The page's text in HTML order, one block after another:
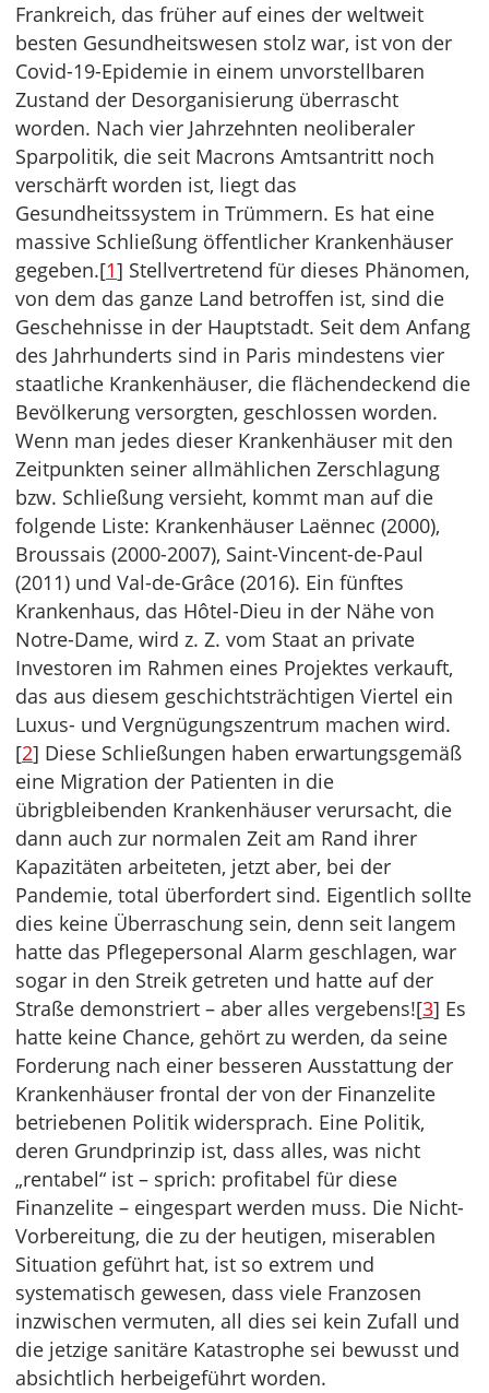
Frankreich, das früher auf eines der weltweit
besten Gesundheitswesen stolz war, ist von der
Covid-19-Epidemie in einem unvorstellbaren
Zustand der Desorganisierung überrascht
worden. Nach vier Jahrzehnten neoliberaler
Sparpolitik, die seit Macrons Amtsantritt noch
verschärft worden ist, liegt das
Gesundheitssystem in Trümmern. Es hat eine
massive Schließung öffentlicher Krankenhäuser
gegeben.[1] Stellvertretend für dieses Phänomen,
von dem das ganze Land betroffen ist, sind die
Geschehnisse in der Hauptstadt. Seit dem Anfang
des Jahrhunderts sind in Paris mindestens vier
staatliche Krankenhäuser, die flächendeckend die
Bevölkerung versorgten, geschlossen worden.
Wenn man jedes dieser Krankenhäuser mit den
Zeitpunkten seiner allmählichen Zerschlagung
bzw. Schließung versieht, kommt man auf die
folgende Liste: Krankenhäuser Laënnec (2000),
Broussais (2000-2007), Saint-Vincent-de-Paul
(2011) und Val-de-Grâce (2016). Ein fünftes
Krankenhaus, das Hôtel-Dieu in der Nähe von
Notre-Dame, wird z. Z. vom Staat an private
Investoren im Rahmen eines Projektes verkauft,
das aus diesem geschichtsträchtigen Viertel ein
Luxus- und Vergnügungszentrum machen wird.
[2] Diese Schließungen haben erwartungsgemäß
eine Migration der Patienten in die
übrigbleibenden Krankenhäuser verursacht, die
dann auch zur normalen Zeit am Rand ihrer
Kapazitäten arbeiteten, jetzt aber, bei der
Pandemie, total überfordert sind. Eigentlich sollte
dies keine Überraschung sein, denn seit langem
hatte das Pflegepersonal Alarm geschlagen, war
sogar in den Streik getreten und hatte auf der
Straße demonstriert – aber alles vergebens![3] Es
hatte keine Chance, gehört zu werden, da seine
Forderung nach einer besseren Ausstattung der
Krankenhäuser frontal der von der Finanzelite
betriebenen Politik widersprach. Eine Politik,
deren Grundprinzip ist, dass alles, was nicht
„rentabel“ ist – sprich: profitabel für diese
Finanzelite – eingespart werden muss. Die Nicht-
Vorbereitung, die zu der heutigen, miserablen
Situation geführt hat, ist so extrem und
systematisch gewesen, dass viele Franzosen
inzwischen vermuten, all dies sei kein Zufall und
die jetzige sanitäre Katastrophe sei bewusst und
absichtlich herbeigeführt worden.